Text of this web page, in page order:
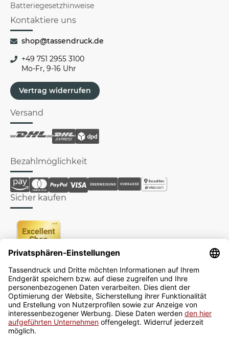
Batteriegesetzhinweise
Kontaktiere uns
shop@tassendruck.de
+49 751 2955 3100
Mo-Fr, 9-16 Uhr
Vertrag widerrufen
Versand
Bezahlmöglichkeit
Sicher kaufen
Newsletter